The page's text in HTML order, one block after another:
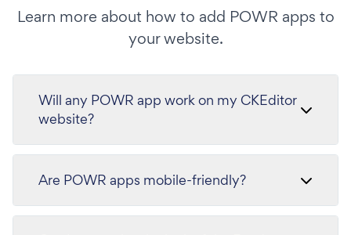
Learn more about how to add POWR apps to
your website.
Will any POWR app work on my CKEditor
website?
Are POWR apps mobile-friendly?